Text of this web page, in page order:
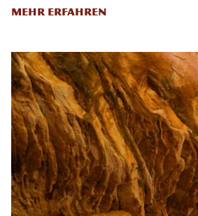
MEHR ERFAHREN